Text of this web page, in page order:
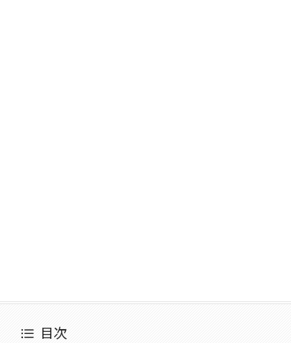
目次